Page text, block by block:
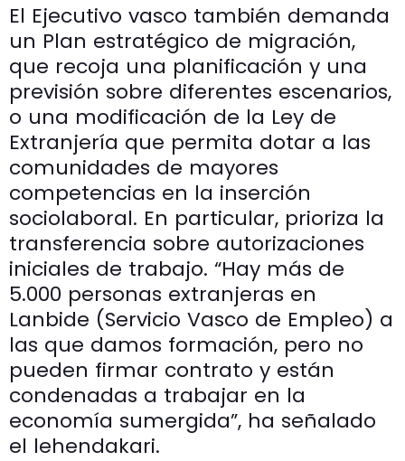
El Ejecutivo vasco también demanda
un Plan estratégico de migración,
que recoja una planificación y una
previsión sobre diferentes escenarios,
o una modificación de la Ley de
Extranjería que permita dotar a las
comunidades de mayores
competencias en la inserción
sociolaboral. En particular, prioriza la
transferencia sobre autorizaciones
iniciales de trabajo. “Hay más de
5.000 personas extranjeras en
Lanbide (Servicio Vasco de Empleo) a
las que damos formación, pero no
pueden firmar contrato y están
condenadas a trabajar en la
economía sumergida”, ha señalado
el lehendakari.